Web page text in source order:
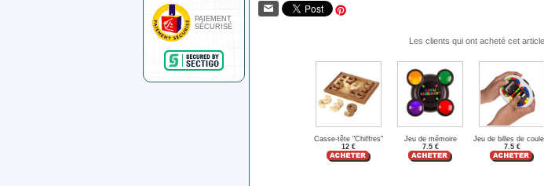
PAIEMENT
SÉCURISÉ
Les clients qui ont acheté cet
Casse-tête "Chiffres"
12 €
Jeu de mémoire
7.5 €
Jeu de billes de
7.5 €